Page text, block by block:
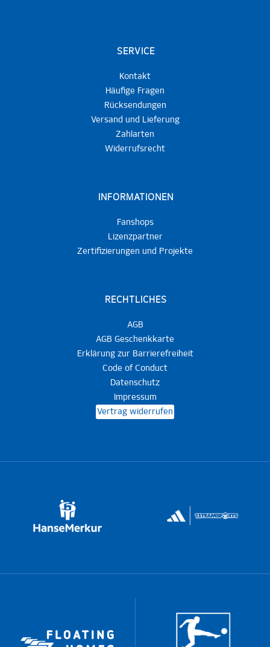
SERVICE
Kontakt
Häufige Fragen
Rücksendungen
Versand und Lieferung
Zahlarten
Widerrufsrecht
INFORMATIONEN
Fanshops
Lizenzpartner
Zertifizierungen und Projekte
RECHTLICHES
AGB
AGB Geschenkkarte
Erklärung zur Barrierefreiheit
Code of Conduct
Datenschutz
Impressum
Vertrag widerrufen